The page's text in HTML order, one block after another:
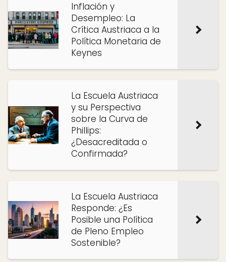
Inflación y
Desempleo: La
Crítica Austriaca a la
Política Monetaria de
Keynes
La Escuela Austriaca
y su Perspectiva
sobre la Curva de
Phillips:
¿Desacreditada o
Confirmada?
La Escuela Austriaca
Responde: ¿Es
Posible una Política
de Pleno Empleo
Sostenible?